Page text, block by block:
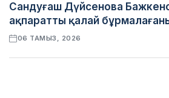
Сандуғаш Дүйсенова
ақпаратты қалай
06 ТАМЫЗ, 2026